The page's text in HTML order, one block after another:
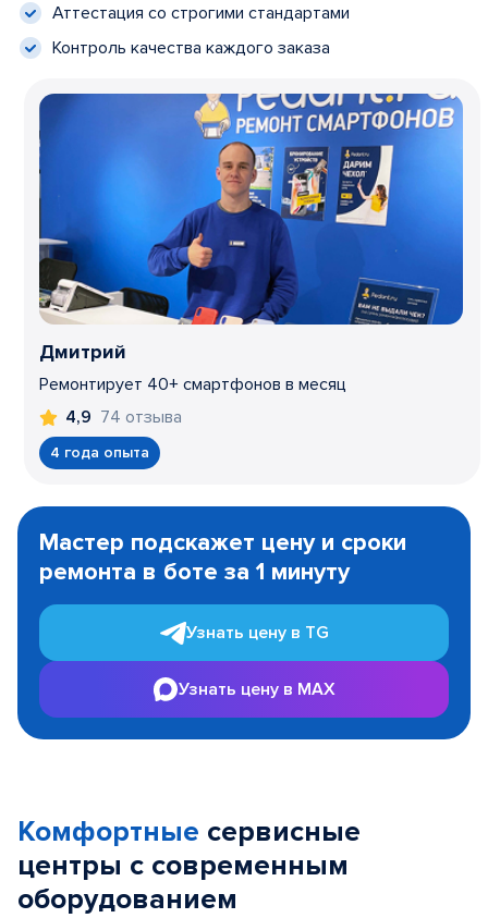
Аттестация со строгими стандартами
Контроль качества каждого заказа
Дмитрий
Ремонтирует 40+ смартфонов в месяц
4,9 74 отзыва
4 года опыта
1
Мастер подскажет цену и сроки
ремонта в боте за 1 минуту
Узнать цену в TG
Узнать цену в MAX
Комфортные сервисные
центры с современным
оборудованием